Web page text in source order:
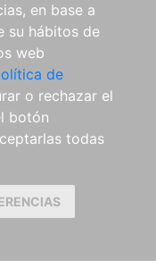
en base a
su hábitos de
web
de
o rechazar el
botón
todas